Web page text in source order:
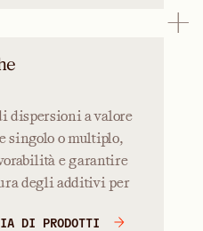
dispersioni a valore
singolo o multiplo,
e garantire
degli additivi per
DI PRODOTTI